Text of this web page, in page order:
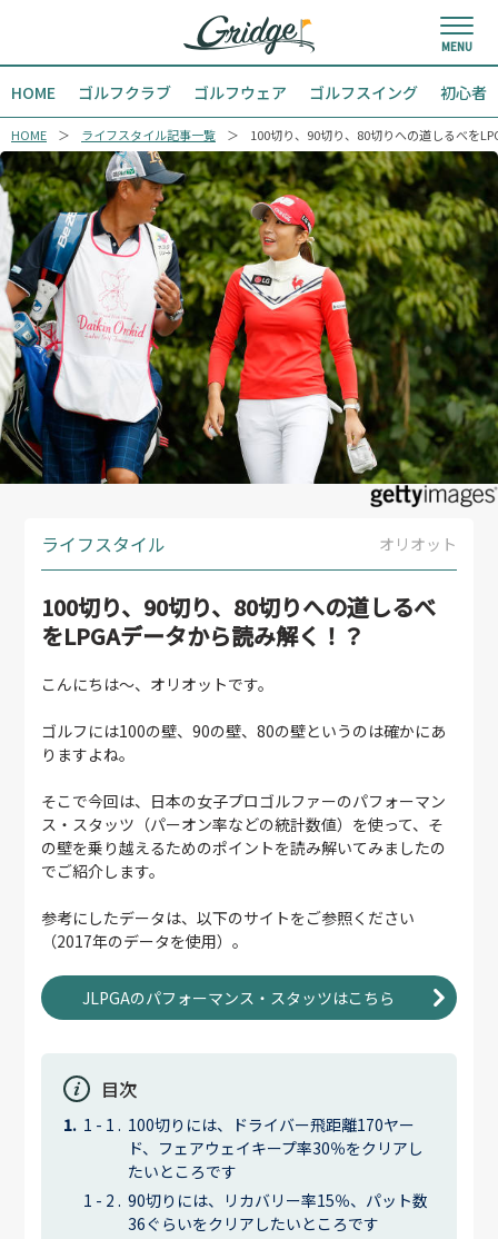
HOME ゴルフクラブ ゴルフウェア ゴルフスイング 初心者
HOME ライフスタイル記事一覧 100切り、90切り、80切りへの道しるべを
ライフスタイル オリオット
100切り、90切り、80切りへの道しるべ
をLPGAデータから読み解く！？
こんにちは～、オリオットです。
ゴルフには100の壁、90の壁、80の壁というのは確かにあ
りますよね。
そこで今回は、日本の女子プロゴルファーのパフォーマン
ス・スタッツ（パーオン率などの統計数値）を使って、そ
の壁を乗り越えるためのポイントを読み解いてみましたの
でご紹介します。
参考にしたデータは、以下のサイトをご参照ください
（2017年のデータを使用）。
JLPGAのパフォーマンス・スタッツはこちら
目次
100切りには、ドライバー飛距離170ヤー
ド、フェアウェイキープ率30％をクリアし
たいところです
90切りには、リカバリー率15％、パット数
36ぐらいをクリアしたいところです